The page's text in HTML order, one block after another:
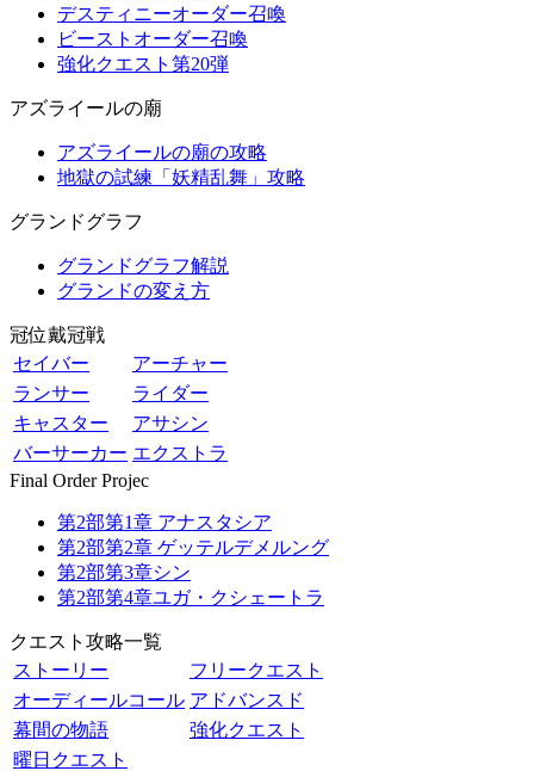
デスティニーオーダー召喚
ビーストオーダー召喚
強化クエスト第20弾
アズライールの廟
アズライールの廟の攻略
地獄の試練「妖精乱舞」攻略
グランドグラフ
グランドグラフ解説
グランドの変え方
冠位戴冠戦
セイバー
アーチャー
ランサー
ライダー
キャスター
アサシン
バーサーカー エクストラ
Final Order Projec
第2部第1章 アナスタシア
第2部第2章 ゲッテルデメルング
第2部第3章シン
第2部第4章ユガ・クシェートラ
クエスト攻略一覧
ストーリー
フリークエスト
オーディールコール アドバンスド
幕間の物語
強化クエスト
曜日クエスト